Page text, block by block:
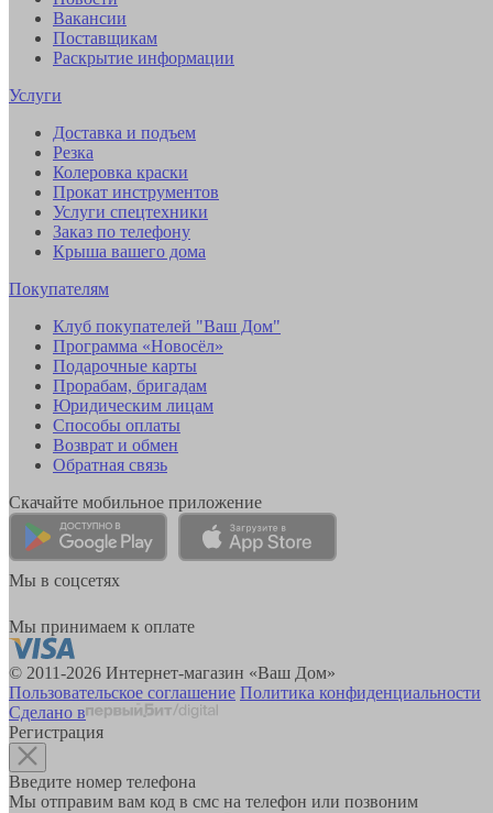
Вакансии
Поставщикам
Раскрытие информации
Услуги
Доставка и подъем
Резка
Колеровка краски
Прокат инструментов
Услуги спецтехники
Заказ по телефону
Крыша вашего дома
Покупателям
Клуб покупателей "Ваш Дом"
Программа «Новосёл»
Подарочные карты
Прорабам, бригадам
Юридическим лицам
Способы оплаты
Возврат и обмен
Обратная связь
Скачайте мобильное приложение
Мы в соцсетях
Мы принимаем к оплате
© 2011-2026 Интернет-магазин «Ваш Дом»
Пользовательское соглашение Политика конфиденциальности
Сделано в
Регистрация
Введите номер телефона
Мы отправим вам код в смс на телефон или позвоним